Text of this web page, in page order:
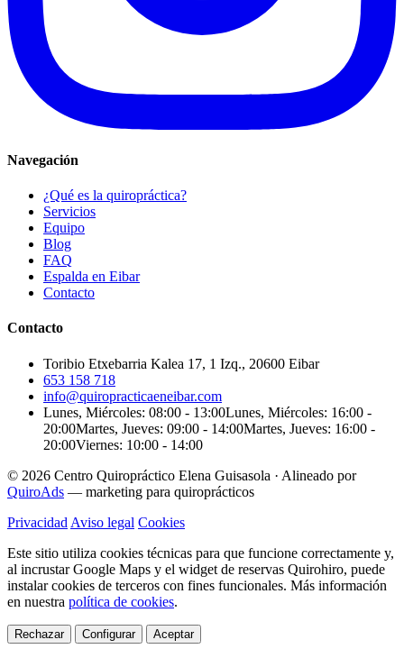
Navegación
¿Qué es la quiropráctica?
Servicios
Equipo
Blog
FAQ
Espalda en Eibar
Contacto
Contacto
Toribio Etxebarria Kalea 17, 1 Izq., 20600 Eibar
653 158 718
info@quiropracticaeneibar.com
Lunes, Miércoles: 08:00 - 13:00Lunes, Miércoles: 16:00 -
20:00Martes, Jueves: 09:00 - 14:00Martes, Jueves: 16:00 -
20:00Viernes: 10:00 - 14:00
© 2026 Centro Quiropráctico Elena Guisasola · Alineado por
QuiroAds — marketing para quiroprácticos
Privacidad Aviso legal Cookies
Este sitio utiliza cookies técnicas para que funcione correctamente y,
al incrustar Google Maps y el widget de reservas Quirohiro, puede
instalar cookies de terceros con fines funcionales. Más información
en nuestra política de cookies.
Rechazar Configurar Aceptar